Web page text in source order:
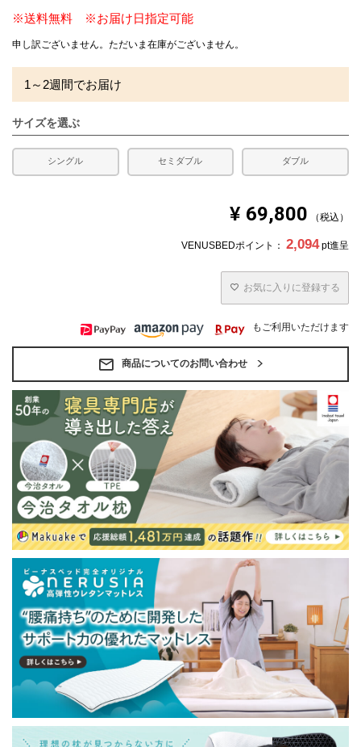
※送料無料 ※お届け日指定可能
申し訳ございません。ただいま在庫がございません。
1～2週間でお届け
サイズを選ぶ
シングル セミダブル ダブル
¥ 69,800 税込
VENUSBEDポイント： 2,094 pt進呈
お気に入りに登録する
もご利用いただけます
商品についてのお問い合わせ